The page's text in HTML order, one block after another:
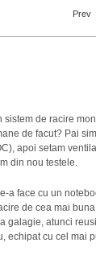
Prev
de racire
de facut? Pai
apoi setam
din nou testele.
a face cu un
de cea mai
galagie, atunci
echipat cu cel mai